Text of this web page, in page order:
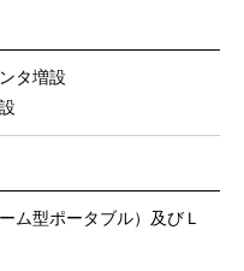
タ増設
型ポータブル）及びＬ